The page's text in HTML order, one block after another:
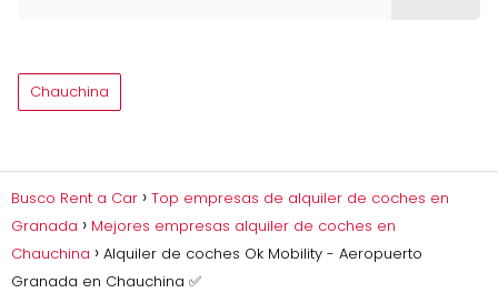
Chauchina
Busco Rent a Car
Top empresas de alquiler de coches en
Granada
Mejores empresas alquiler de coches en
Chauchina
Alquiler de coches Ok Mobility - Aeropuerto
Granada en Chauchina ✅